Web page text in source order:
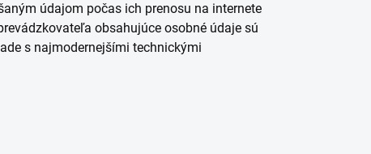
údajom počas ich prenosu na internete
obsahujúce osobné údaje sú
s najmodernejšími technickými